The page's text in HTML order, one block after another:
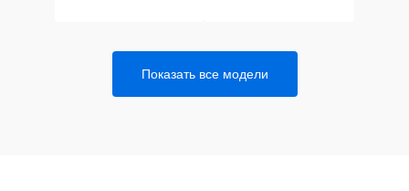
Показать все модели